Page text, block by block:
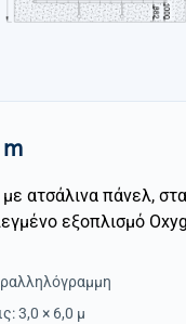
ατσάλινα πάνελ,
εξοπλισμό
3,0 × 6,0 μ